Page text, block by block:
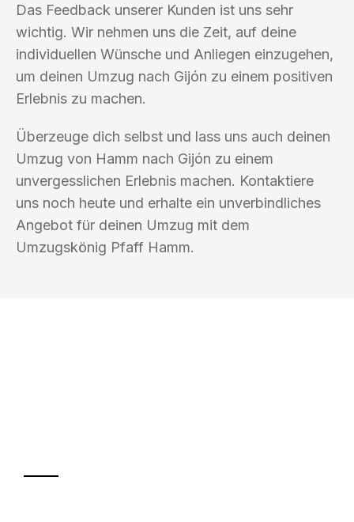
Das Feedback unserer Kunden ist uns sehr
wichtig. Wir nehmen uns die Zeit, auf deine
individuellen Wünsche und Anliegen einzugehen,
um deinen Umzug nach Gijón zu einem positiven
Erlebnis zu machen.
Überzeuge dich selbst und lass uns auch deinen
Umzug von Hamm nach Gijón zu einem
unvergesslichen Erlebnis machen. Kontaktiere
uns noch heute und erhalte ein unverbindliches
Angebot für deinen Umzug mit dem
Umzugskönig Pfaff Hamm.